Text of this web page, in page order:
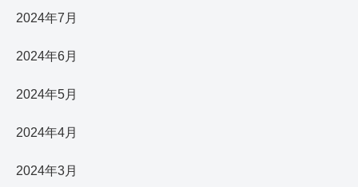
2024年7月
2024年6月
2024年5月
2024年4月
2024年3月